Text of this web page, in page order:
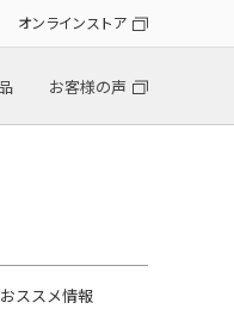
オンラインストア
お客様の声
ススメ情報